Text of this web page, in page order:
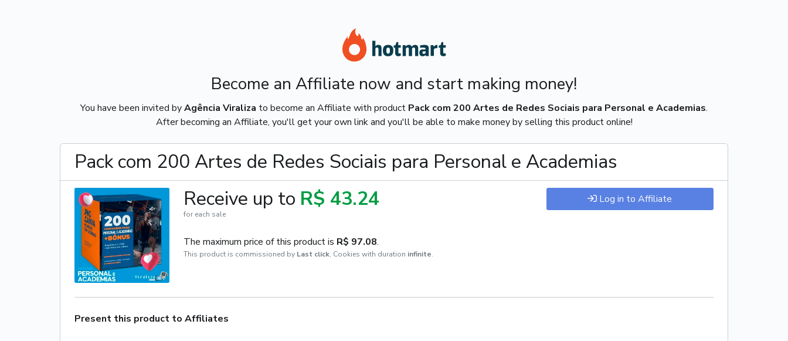
Become an Affiliate now and start making money!
You have been invited byAgência Viraliza to become an Affiliate with product Pack com 200 Artes de Redes Sociais para Personal e Academias.
After becoming an Affiliate, you'll get your own link and you'll be able to make money by selling this product online!
Pack com 200 Artes de Redes Sociais para Personal e Academias
Receive up to R$ 43.24
for each sale
The maximum price of this product is R$ 97.08.
This product is commissioned by Last click, Cookies with duration infinite.
Log in to Affiliate
Present this product to Affiliates